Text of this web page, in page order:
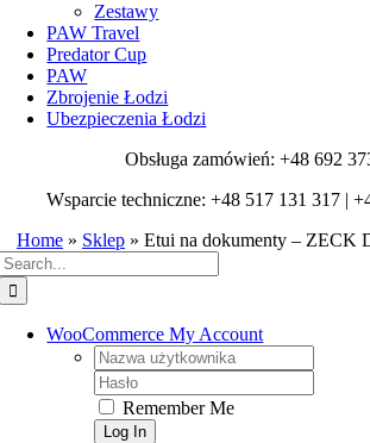
Zestawy
PAW Travel
Predator Cup
PAW
Zbrojenie Łodzi
Ubezpieczenia Łodzi
Obsługa zamówień: +48 692
Wsparcie techniczne: +48 517 131 317 |
Home » Sklep » Etui na dokumenty – ZECK
WooCommerce My Account
Username:
Password:
Remember Me